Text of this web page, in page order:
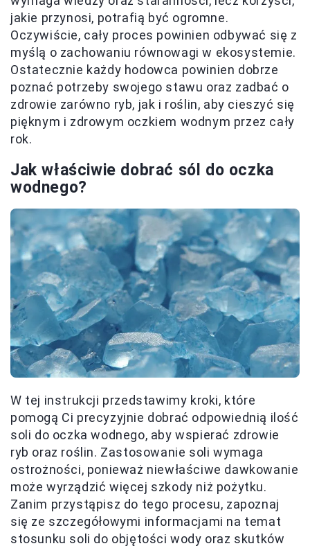
jakie przynosi, potrafią być ogromne.
Oczywiście, cały proces powinien odbywać się z
myślą o zachowaniu równowagi w ekosystemie.
Ostatecznie każdy hodowca powinien dobrze
poznać potrzeby swojego stawu oraz zadbać o
zdrowie zarówno ryb, jak i roślin, aby cieszyć się
pięknym i zdrowym oczkiem wodnym przez cały
rok.
Jak właściwie dobrać sól do oczka
wodnego?
W tej instrukcji przedstawimy kroki, które
pomogą Ci precyzyjnie dobrać odpowiednią ilość
soli do oczka wodnego, aby wspierać zdrowie
ryb oraz roślin. Zastosowanie soli wymaga
ostrożności, ponieważ niewłaściwe dawkowanie
może wyrządzić więcej szkody niż pożytku.
Zanim przystąpisz do tego procesu, zapoznaj
się ze szczegółowymi informacjami na temat
stosunku soli do objętości wody oraz skutków